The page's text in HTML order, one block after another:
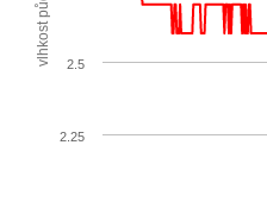
vlhkost půdy
2.25
2.5